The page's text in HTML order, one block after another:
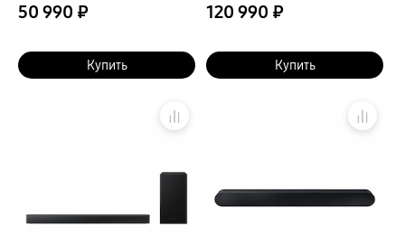
50 990 ₽
Купить
120 990 ₽
Купить